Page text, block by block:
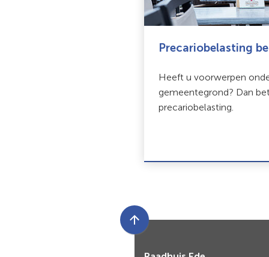
Precariobelasting
Heeft u voorwerpen
gemeentegrond? Dan
precariobelasting.
Scroll